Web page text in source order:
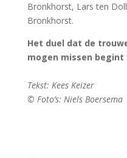
Bronkhorst, Lars ten
Bronkhorst.
Het duel dat de
mogen missen begint
Tekst: Kees Keizer
© Foto’s: Niels